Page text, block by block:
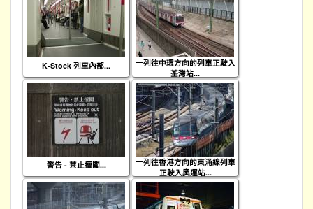
K-Stock 列車內部...
一列往中環方向的列車正駛入
荃灣站...
警告 - 禁止擅闖...
一列往香港方向的東涌線列車
正駛入奧運站...